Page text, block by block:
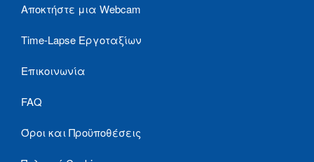
Αποκτήστε μια Webcam
Time-Lapse Εργοταξίων
Επικοινωνία
FAQ
Όροι και Προϋποθέσεις